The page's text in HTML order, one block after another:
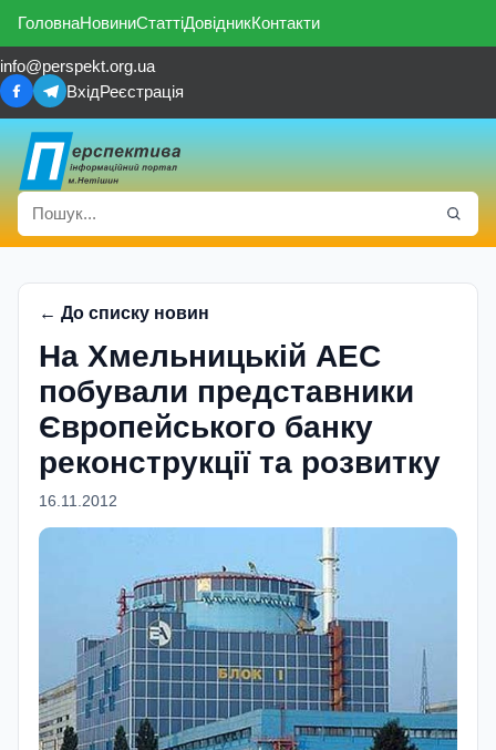
ГоловнаНовиниСтаттіДовідникКонтакти
info@perspekt.org.ua
ВхідРеєстрація
← До списку новин
На Хмельницькій АЕС
побували представники
Європейського банку
реконструкції та розвитку
16.11.2012